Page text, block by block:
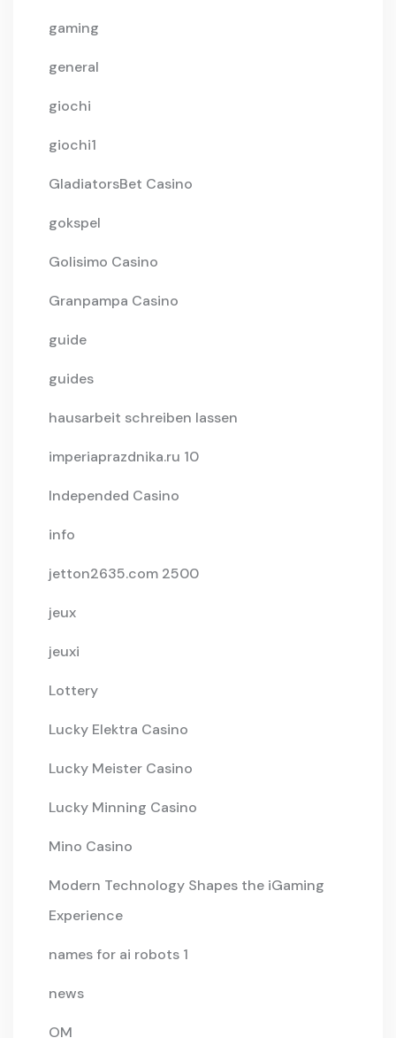
gaming
general
giochi
giochi1
GladiatorsBet Casino
gokspel
Golisimo Casino
Granpampa Casino
guide
guides
hausarbeit schreiben lassen
imperiaprazdnika.ru 10
Independed Casino
info
jetton2635.com 2500
jeux
jeuxi
Lottery
Lucky Elektra Casino
Lucky Meister Casino
Lucky Minning Casino
Mino Casino
Modern Technology Shapes the iGaming
Experience
names for ai robots 1
news
OM